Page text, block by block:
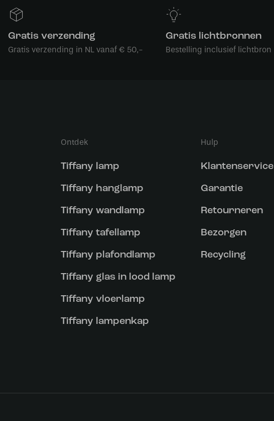
Gratis verzending
Gratis verzending in NL vanaf € 50,-
Gratis lichtbronnen
Bestelling inclusief lichtbron
Ontdek
Tiffany lamp
Tiffany hanglamp
Tiffany wandlamp
Tiffany tafellamp
Tiffany plafondlamp
Tiffany glas in lood lamp
Tiffany vloerlamp
Tiffany lampenkap
Hulp
Klantenservice
Garantie
Retourneren
Bezorgen
Recycling